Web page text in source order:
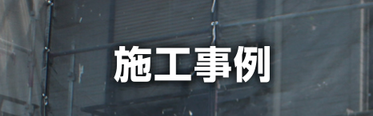
施工事例